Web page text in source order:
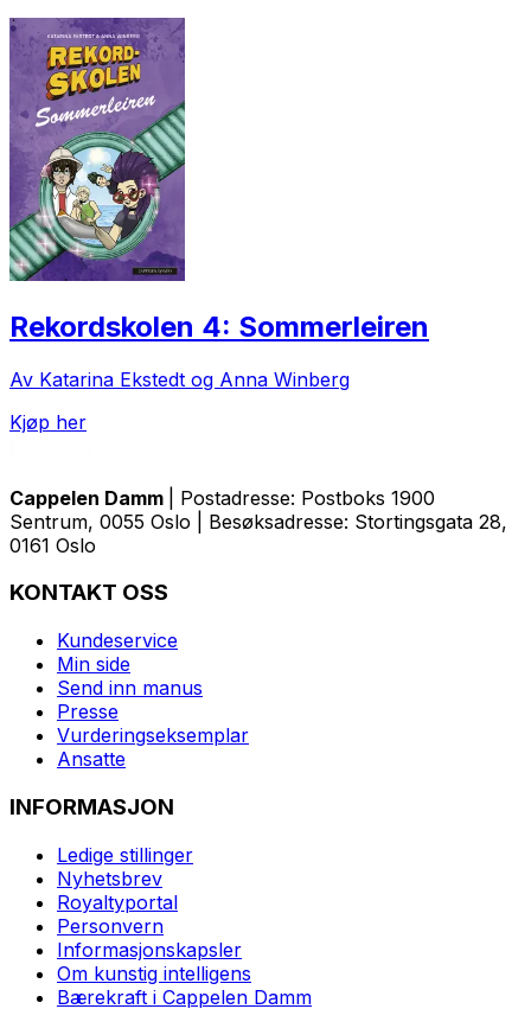
Rekordskolen 4: Sommerleiren
Av Katarina Ekstedt og Anna Winberg
Kjøp her
Cappelen Damm
| Postadresse: Postboks 1900
Sentrum, 0055 Oslo | Besøksadresse: Stortingsgata 28,
0161 Oslo
KONTAKT OSS
Kundeservice
Min side
Send inn manus
Presse
Vurderingseksemplar
Ansatte
INFORMASJON
Ledige stillinger
Nyhetsbrev
Royaltyportal
Personvern
Informasjonskapsler
Om kunstig intelligens
Bærekraft i Cappelen Damm